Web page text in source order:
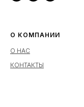
О КОМПАНИИ
О НАС
КОНТАКТЫ